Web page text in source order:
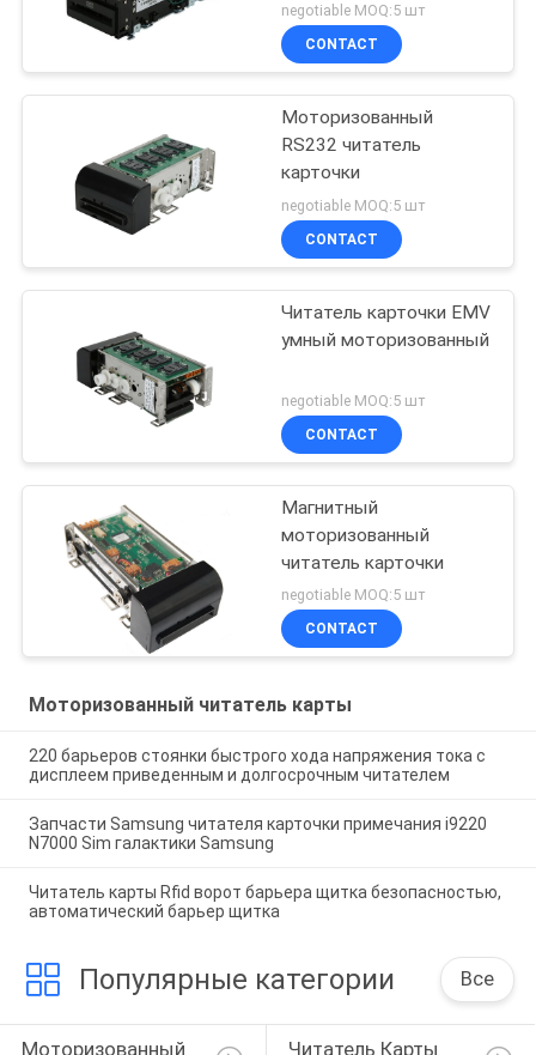
писатель ISO7811
читателя карточки
киоска компенсации
negotiable MOQ:5 шт
CONTACT
Моторизованный
RS232 читатель
карточки
negotiable MOQ:5 шт
CONTACT
Читатель карточки EMV
умный моторизованный
negotiable MOQ:5 шт
CONTACT
Магнитный
моторизованный
читатель карточки
negotiable MOQ:5 шт
CONTACT
Моторизованный читатель карты
220 барьеров стоянки быстрого хода напряжения тока с
дисплеем приведенным и долгосрочным читателем
Запчасти Samsung читателя карточки примечания i9220
N7000 Sim галактики Samsung
Читатель карты Rfid ворот барьера щитка безопасностью,
автоматический барьер щитка
Популярные категории Все
Моторизованный Читатель Карты